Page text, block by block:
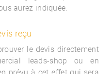
aurez indiquée.
reçu
le devis directement
leads-shop ou en